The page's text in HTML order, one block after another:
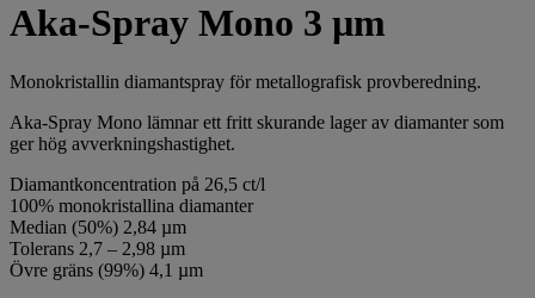
Aka-Spray Mono 3 µm
Monokristallin diamantspray för metallografisk provberedning.
Aka-Spray Mono lämnar ett fritt skurande lager av diamanter som
ger hög avverkningshastighet.
Diamantkoncentration på 26,5 ct/l
100% monokristallina diamanter
Median (50%) 2,84 µm
Tolerans 2,7 – 2,98 µm
Övre gräns (99%) 4,1 µm